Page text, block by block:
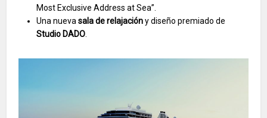
Most Exclusive Address at Sea”.
Una nuevasala de relajacióny diseño premiado de
Studio DADO